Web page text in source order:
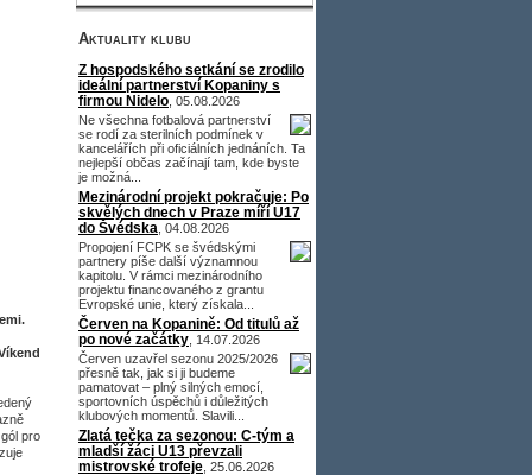
pro
Aktuality klubu
Z hospodského setkání se zrodilo
ideální partnerství Kopaniny s
firmou Nidelo , 05.08.2026
Ne všechna fotbalová partnerství
se rodí za sterilních podmínek v
kancelářích při oficiálních jednáních. Ta
nejlepší občas začínají tam, kde byste
je možná...
Mezinárodní projekt pokračuje: Po
skvělých dnech v Praze míří U17
do Švédska , 04.08.2026
Propojení FCPK se švédskými
partnery píše další významnou
kapitolu. V rámci mezinárodního
projektu financovaného z grantu
Evropské unie, který získala...
Červen na Kopanině: Od titulů až
po nové začátky , 14.07.2026
Červen uzavřel sezonu 2025/2026
přesně tak, jak si ji budeme
pamatovat – plný silných emocí,
sportovních úspěchů i důležitých
klubových momentů. Slavili...
Zlatá tečka za sezonou: C-tým a
mladší žáci U13 převzali
mistrovské trofeje , 25.06.2026